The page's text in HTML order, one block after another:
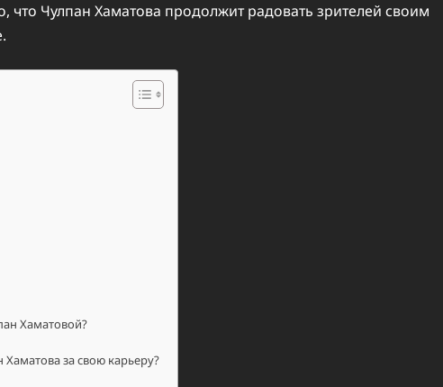
что Чулпан Хаматова продолжит радовать зрителей своим
Хаматовой?
за свою карьеру?